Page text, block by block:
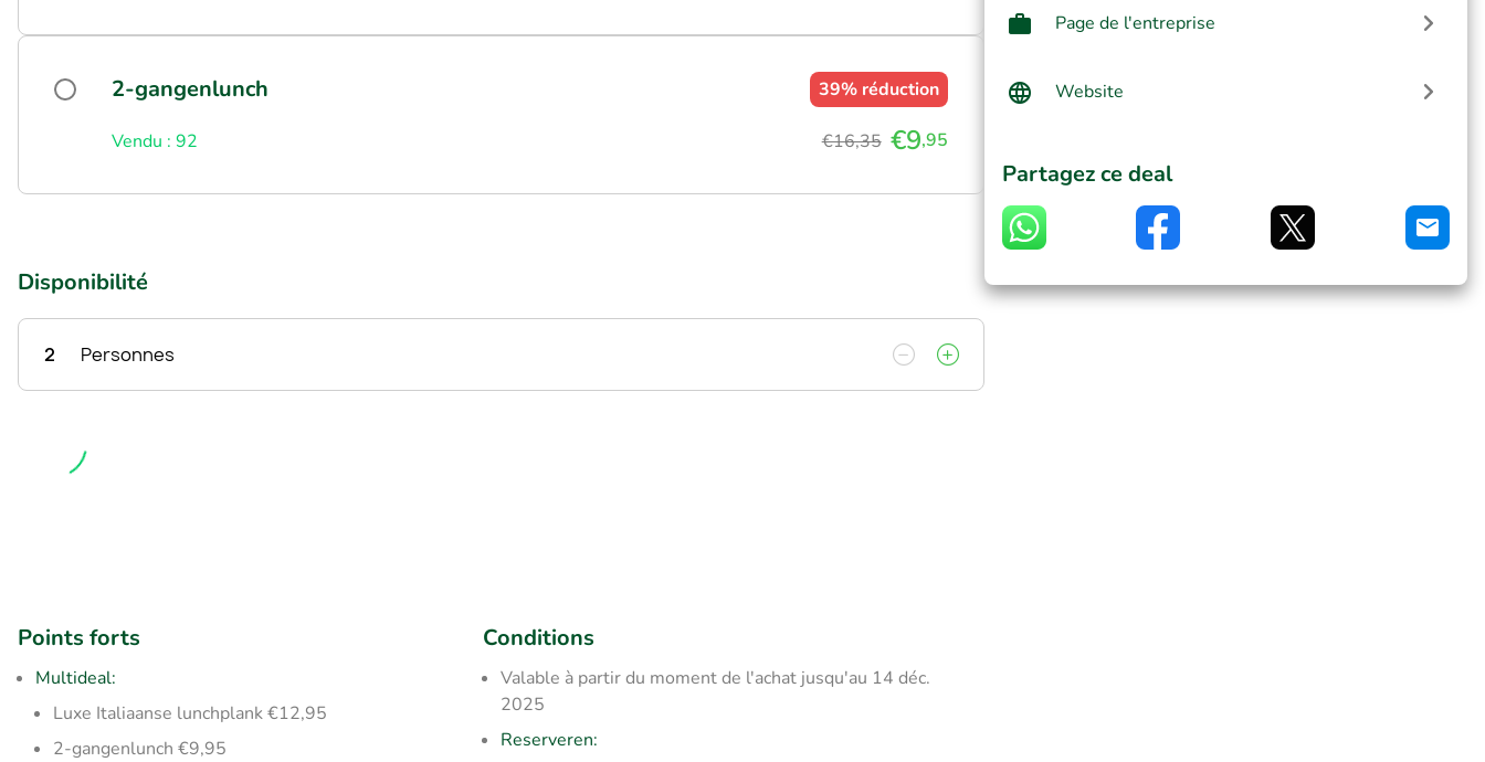
2-gangenlunch 39% réduction
Vendu : 92 €16,35 €9,95
Disponibilité
2 Personnes
Points forts
Multideal:
Luxe Italiaanse lunchplank €12,95
2-gangenlunch €9,95
Conditions
Valable à partir du moment de l'achat jusqu'au 14 déc.
2025
Reserveren:
Page de l'entreprise
Website
Partagez ce deal